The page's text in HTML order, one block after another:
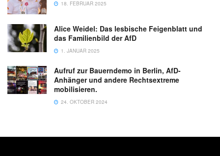
18. FEBRUAR 2025
Alice Weidel: Das lesbische Feigenblatt und
das Familienbild der AfD
1. JANUAR 2025
Aufruf zur Bauerndemo in Berlin, AfD-
Anhänger und andere Rechtsextreme
mobilisieren.
24. OKTOBER 2024